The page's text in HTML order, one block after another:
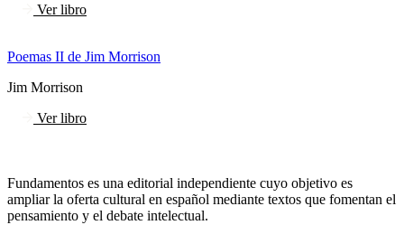
Ver libro
Poemas II de Jim Morrison
Jim Morrison
Ver libro
Fundamentos es una editorial independiente cuyo objetivo es
ampliar la oferta cultural en español mediante textos que fomentan el
pensamiento y el debate intelectual.